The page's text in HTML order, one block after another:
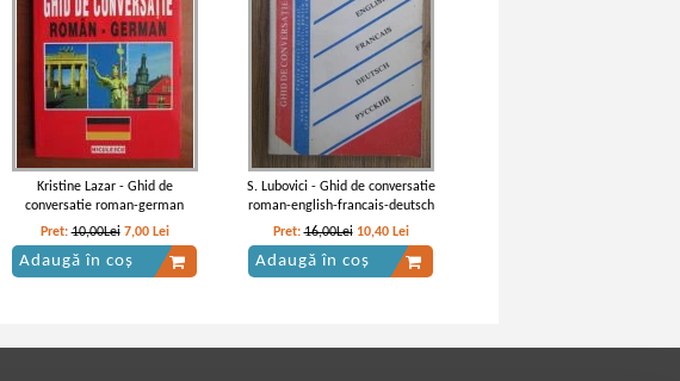
Kristine Lazar - Ghid de
conversatie roman-german
Pret:10,00Lei 7,00 Lei
Adaugă în coș
S. Lubovici - Ghid de conversatie
roman-english-francais-deutsch
Pret:16,00Lei 10,40 Lei
Adaugă în coș